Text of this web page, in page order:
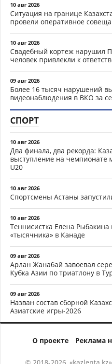
10 авг 2026
Ситуация на границе
провели оперативное
10 авг 2026
Свадебный кортеж нарушил
человек привлекли к
09 авг 2026
Более 16 тысяч нарушений
видеонаблюдения в ВКО за
СПОРТ
10 авг 2026
Два финала, два рекорда:
выступление на чемпионате
U20
10 авг 2026
Спортсмены Астаны
10 авг 2026
Теннисистка Елена
«тысячника» в Канаде
09 авг 2026
Арлан Жанабай завоевал
Кубка Азии по триатлону в
09 авг 2026
Назван состав сборной
Азиатские игры-2026
О проекте Реклама
© 2018-2026,